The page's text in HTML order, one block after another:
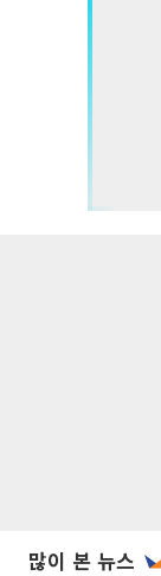
많이 본 뉴스